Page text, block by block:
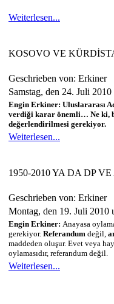
Weiterlesen...
KOSOVO VE
Geschrieben von: Erkiner
Samstag, den 24. Juli
Engin Erkiner: Uluslararası
verdiği karar önemli… Ne ki,
değerlendirilmesi gerekiyor.
Weiterlesen...
1950-2010 YA DA DP
Geschrieben von: Erkiner
Montag, den 19. Juli 2010
Engin Erkiner: Anayasa
gerekiyor. Referandum değil,
maddeden oluşur. Evet veya
oylamasıdır, referandum değil.
Weiterlesen...